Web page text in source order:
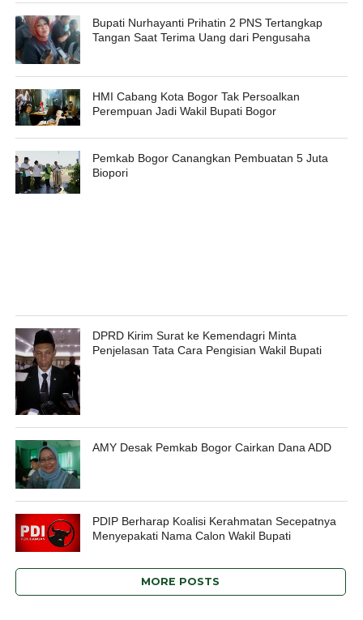
Bupati Nurhayanti Prihatin 2 PNS Tertangkap
Tangan Saat Terima Uang dari Pengusaha
HMI Cabang Kota Bogor Tak Persoalkan
Perempuan Jadi Wakil Bupati Bogor
Pemkab Bogor Canangkan Pembuatan 5 Juta
Biopori
DPRD Kirim Surat ke Kemendagri Minta
Penjelasan Tata Cara Pengisian Wakil Bupati
AMY Desak Pemkab Bogor Cairkan Dana ADD
PDIP Berharap Koalisi Kerahmatan Secepatnya
Menyepakati Nama Calon Wakil Bupati
MORE POSTS